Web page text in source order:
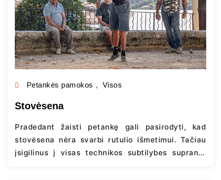
Petankės pamokos , Visos
Stovėsena
Pradedant žaisti petankę gali pasirodyti, kad
stovėsena nėra svarbi rutulio išmetimui. Tačiau
įsigilinus į visas technikos subtilybes supranti,